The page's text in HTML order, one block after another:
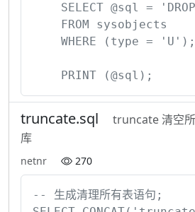
SELECT @sql =
    FROM sysobjects
    WHERE (type = 'U');
    PRINT (@sql);
truncate.sql
truncate 清空
库
netnr 270
-- 生成清理所有表语句;